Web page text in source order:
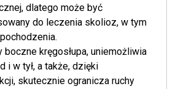
dlatego może być
do leczenia skolioz, w tym
boczne kręgosłupa, uniemożliwia
i w tył, a także, dzięki
skutecznie ogranicza ruchy